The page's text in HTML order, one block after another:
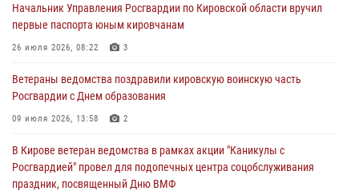
В Кирове росгвардейцы задержали подозреваемого в грабеже
03 августа 2026, 09:01
митинге в честь Дня воздушно-десантных войск
03 августа 2026, 08:45
магазина
02 августа 2026, 07:00
Начальник Управления Росгвардии по Кировской области вручил
первые паспорта юным кировчанам
26 июля 2026, 08:22 3
Ветераны ведомства поздравили кировскую воинскую часть
Росгвардии с Днем образования
09 июля 2026, 13:58 2
В Кирове ветеран ведомства в рамках акции "Каникулы с
Росгвардией" провел для подопечных центра соцобслуживания
праздник, посвященный Дню ВМФ